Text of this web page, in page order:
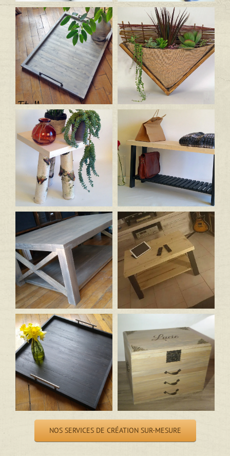
NOS SERVICES DE CRÉATION SUR-MESURE